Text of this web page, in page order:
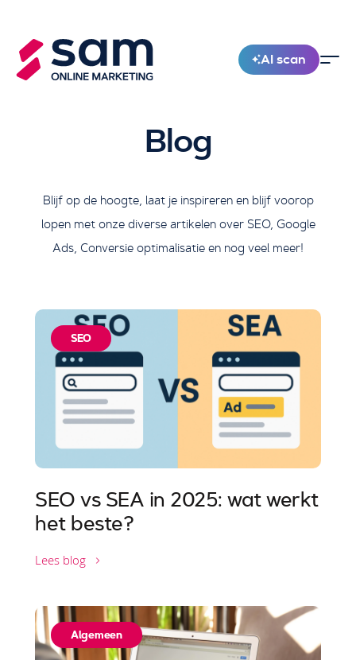
Nieuw! AI scan
Blog
Blijf op de hoogte, laat je inspireren en blijf voorop
lopen met onze diverse artikelen over SEO, Google
Ads, Conversie optimalisatie en nog veel meer!
SEO vs SEA in 2025: wat werkt
het beste?
SEO
Lees blog
Algemeen